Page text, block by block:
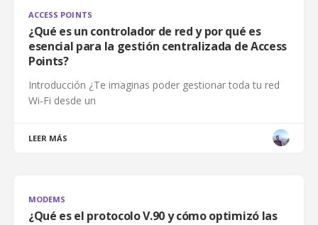
ACCESS POINTS
¿Qué es un controlador de red y por qué es
esencial para la gestión centralizada de Access
Points?
Introducción ¿Te imaginas poder gestionar toda tu red
Wi‑Fi desde un
LEER MÁS
MODEMS
¿Qué es el protocolo V.90 y cómo optimizó las